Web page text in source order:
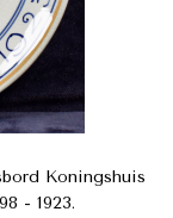
Koningshuis
- 1923.